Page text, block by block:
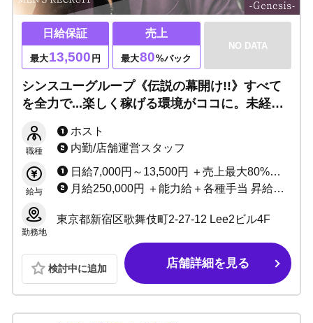
日給保証
最大13,500 円
売上
最大80%バック
NO DATA
シンスユーグループ《伝説の幕開け!!》すべて
を全力で...楽しく稼げる環境がココに。未経験
ば即昇格！
職種
ホスト
内勤/店舗運営スタッフ
給与
日給7,000円～13,500円 ＋売上最大80%バック ＋指名料＋同伴料＋各種賞金
月給250,000円 ＋能力給＋各種手当 昇給随時
勤務地
東京都新宿区歌舞伎町2-27-12 Lee2ビル4F
検討中に追加 店舗詳細を見る